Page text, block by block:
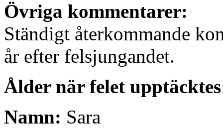
Övriga kommentarer:
Ständigt återkommande
år efter felsjungandet.
Ålder när felet
Namn: Sara